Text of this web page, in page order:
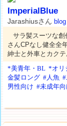
ImperialBlue
Jarashiusさんblog
サラ髪スーツな
さんCPなし健全全
紳士と外車とカクテ
*美青年・BL *オリ
金髪ロング #人魚
男性向け #未成年向